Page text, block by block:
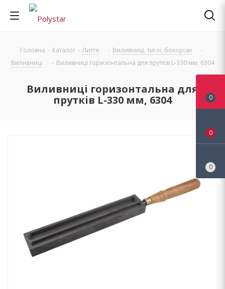
Головна - Каталог - Лиття - Виливниці, тиглі, бокорізи
-
Виливниці
- Виливниці горизонтальна для прутків L-330 мм, 6304
Виливниці горизонтальна для
прутків L-330 мм, 6304
0
0
0